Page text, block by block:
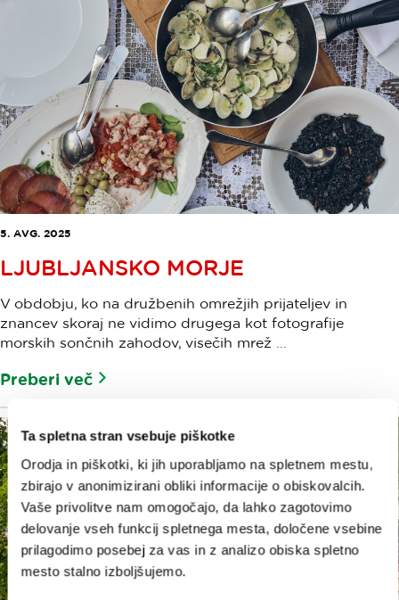
Ta spletna stran vsebuje piškotke
Orodja in piškotki, ki jih uporabljamo na spletnem mestu,
zbirajo v anonimizirani obliki informacije o obiskovalcih.
Vaše privolitve nam omogočajo, da lahko zagotovimo
delovanje vseh funkcij spletnega mesta, določene vsebine
prilagodimo posebej za vas in z analizo obiska spletno
mesto stalno izboljšujemo.
5. AVG. 2025
LJUBLJANSKO MORJE
V obdobju, ko na družbenih omrežjih prijateljev in
znancev skoraj ne vidimo drugega kot fotografije
morskih sončnih zahodov, visečih mrež ...
Preberi več